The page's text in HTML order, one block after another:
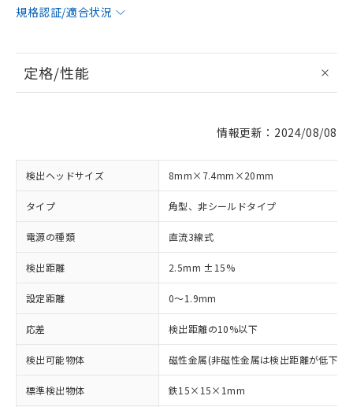
規格認証/適合状況
定格/性能
情報更新：2024/08/08
検出ヘッドサイズ 8mm×7.4mm×20mm
タイプ 角型、非シールドタイプ
電源の種類 直流3線式
検出距離 2.5mm ±15%
設定距離 0～1.9mm
応差 検出距離の10%以下
検出可能物体 磁性金属(非磁性金属は検出距離が低下し
標準検出物体 鉄15×15×1mm